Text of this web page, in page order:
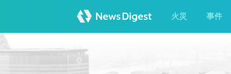
火災 事件